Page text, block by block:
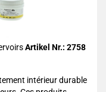
Artikel Nr.: 2758
intérieur durable